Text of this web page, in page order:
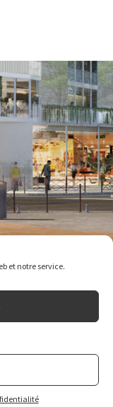
et notre service.